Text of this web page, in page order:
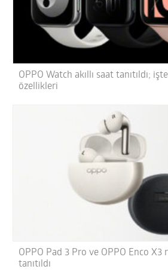
OPPO Watch akıllı saat tanıtıldı;
özellikleri
OPPO Pad 3 Pro ve OPPO Enco X3
tanıtıldı